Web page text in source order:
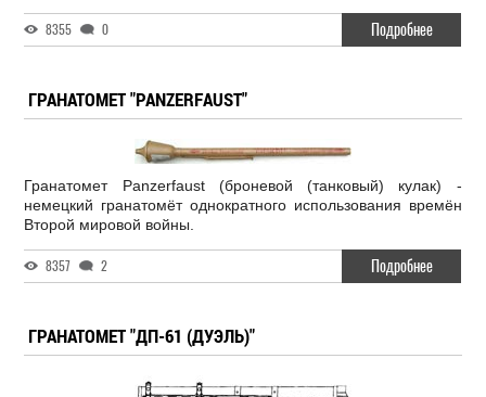
8355 0 Подробнее
ГРАНАТОМЕТ "PANZERFAUST"
Гранатомет Panzerfaust (броневой (танковый) кулак) -
немецкий гранатомёт однократного использования времён
Второй мировой войны.
8357 2 Подробнее
ГРАНАТОМЕТ "ДП-61 (ДУЭЛЬ)"